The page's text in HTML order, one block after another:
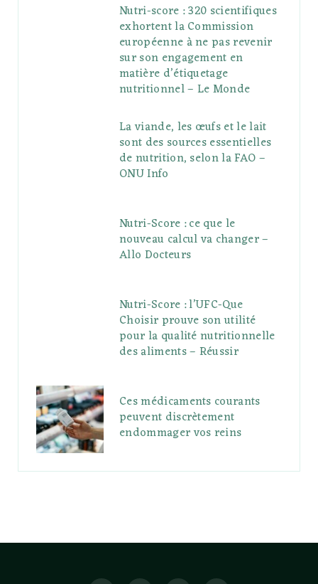
Nutri-score : 320 scientifiques
exhortent la Commission
européenne à ne pas revenir
sur son engagement en
matière d’étiquetage
nutritionnel – Le Monde
La viande, les œufs et le lait
sont des sources essentielles
de nutrition, selon la FAO –
ONU Info
Nutri-Score : ce que le
nouveau calcul va changer –
Allo Docteurs
Nutri-Score : l’UFC-Que
Choisir prouve son utilité
pour la qualité nutritionnelle
des aliments – Réussir
Ces médicaments courants
peuvent discrètement
endommager vos reins